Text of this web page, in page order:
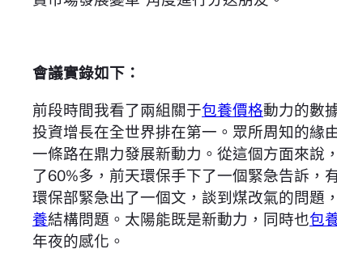
會議實錄如下：
前段時間我看了兩組關于包養價格動力的數
投資增長在全世界排在第一。眾所周知的緣
一條路在鼎力發展新動力。從這個方面來說
了60%多，前天環保手下了一個緊急告訴，
環保部緊急出了一個文，談到煤改氣的問題
養結構問題。太陽能既是新動力，同時也包
年夜的感化。